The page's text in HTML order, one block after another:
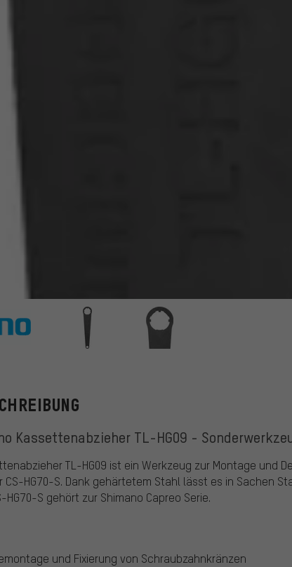
Shimano
Kassettenabzieher TL-HG09 -
TL-HG09 ist ein Werkzeug zur Montage und
CS-HG70-S. Dank gehärtetem Stahl lässt es in Sachen
HG70-S gehört zur Shimano Capreo Serie.
und Fixierung von Schraubzahnkränzen